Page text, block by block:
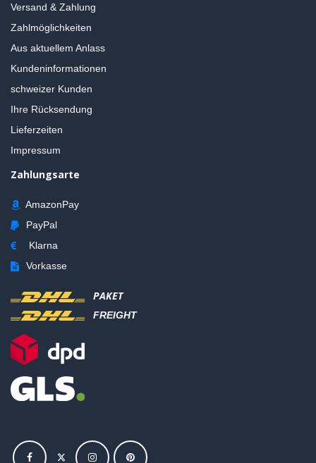
Versand & Zahlung
Zahlmöglichkeiten
Aus aktuellem Anlass
Kundeninformationen
schweizer Kunden
Ihre Rücksendung
Lieferzeiten
Impressum
Zahlungsarte
AmazonPay
PayPal
Klarna
Vorkasse
PAKET
FREIGHT